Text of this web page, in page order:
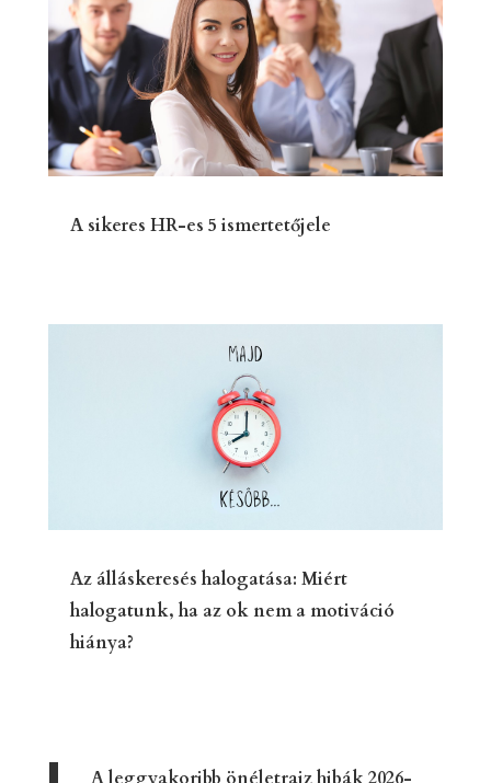
A sikeres HR-es 5 ismertetőjele
Az álláskeresés halogatása: Miért
halogatunk, ha az ok nem a motiváció
hiánya?